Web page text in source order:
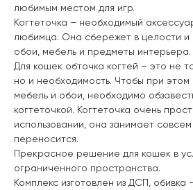
любимым местом для игр.
Когтеточка – необходимый
любимца. Она сбережет в целости
обои, мебель и предметы интерьера.
Для кошек обточка когтей – это не
но и необходимость. Чтобы при
мебель и обои, необходимо
когтеточкой. Когтеточка очень
использовании, она занимает
переносится.
Прекрасное решение для кошек в
ограниченного пространства.
Комплекс изготовлен из ДСП, обивка